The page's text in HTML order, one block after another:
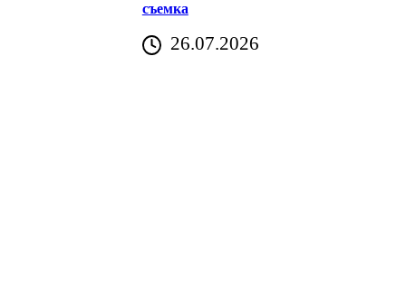
съемка
26.07.2026